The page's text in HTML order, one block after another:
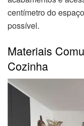
centímetro do
possível.
Materiais
Cozinha